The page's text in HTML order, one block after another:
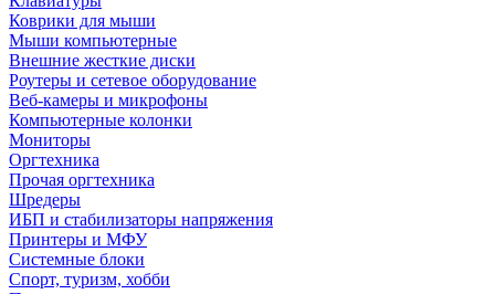
Коврики для мыши
Мыши компьютерные
Внешние жесткие диски
Роутеры и сетевое оборудование
Веб-камеры и микрофоны
Компьютерные колонки
Мониторы
Оргтехника
Прочая оргтехника
Шредеры
ИБП и стабилизаторы напряжения
Принтеры и МФУ
Системные блоки
Спорт, туризм, хобби